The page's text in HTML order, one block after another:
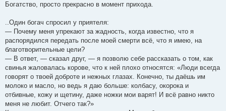
Богатство, просто прекрасно в момент прихода.
..Один богач спросил у приятеля:
— Почему меня упрекают за жадность, когда известно, что я
распорядился передать после моей смерти всё, что я имею, на
благотворительные цели?
— В ответ, — сказал друг, — я позволю себе рассказать о том, как
свинья жаловалась корове, что к ней плохо относятся: «Люди всегда
говорят о твоей доброте и нежных глазах. Конечно, ты даёшь им
молоко и масло, но ведь я даю больше: колбасу, окорока и
отбивные, кожу и щетину, даже ножки мои варят! И всё равно никто
меня не любит. Отчего так?»